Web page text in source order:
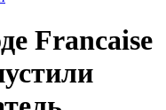
Francaise